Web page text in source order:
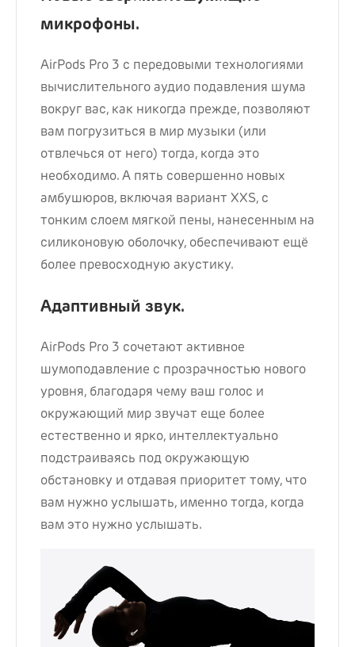
микрофоны.
AirPods Pro 3 с передовыми технологиями
вычислительного аудио подавления шума
вокруг вас, как никогда прежде, позволяют
вам погрузиться в мир музыки (или
отвлечься от него) тогда, когда это
необходимо. А пять совершенно новых
амбушюров, включая вариант XXS, с
тонким слоем мягкой пены, нанесенным на
силиконовую оболочку, обеспечивают ещё
более превосходную акустику.
Адаптивный звук.
AirPods Pro 3 сочетают активное
шумоподавление с прозрачностью нового
уровня, благодаря чему ваш голос и
окружающий мир звучат еще более
естественно и ярко, интеллектуально
подстраиваясь под окружающую
обстановку и отдавая приоритет тому, что
вам нужно услышать, именно тогда, когда
вам это нужно услышать.